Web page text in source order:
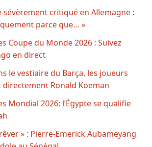
sévèrement critiqué en Allemagne :
parce que… »
Coupe du Monde 2026 : Suivez
en direct
le vestiaire du Barça, les joueurs
Ronald Koeman
Mondial 2026: l’Égypte se qualifie
» : Pierre-Emerick Aubameyang